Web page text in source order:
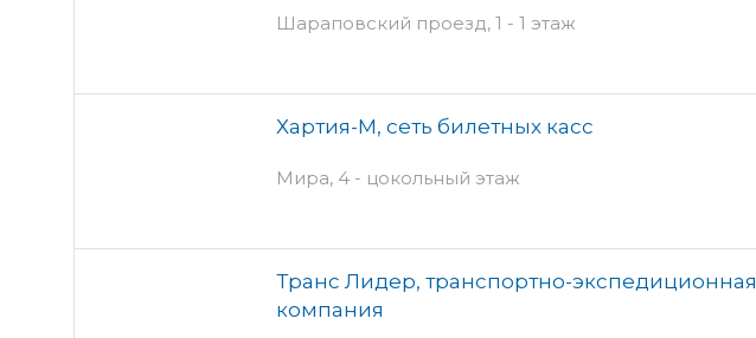
Шараповский проезд, 1 - 1 этаж
Хартия-М, сеть билетных касс
Мира, 4 - цокольный этаж
Транс Лидер, транспортно-экспедиционная
компания